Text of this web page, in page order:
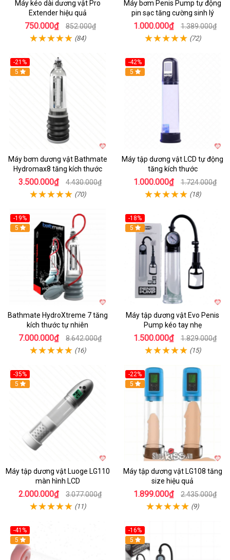
Máy kéo dài dương vật Pro
Extender hiệu quả
750.000₫ 852.000₫
(84)
Máy bơm Penis Pump tự động
pin sạc tăng cường sinh lý
1.000.000₫ 1.389.000₫
(72)
-21%
Hot
5
Máy bơm dương vật Bathmate
Hydromax8 tăng kích thước
3.500.000₫ 4.430.000₫
(70)
-42%
Hot
5
Máy tập dương vật LCD tự động
tăng kích thước
1.000.000₫ 1.724.000₫
(18)
-19%
Hot
5
Bathmate HydroXtreme 7 tăng
kích thước tự nhiên
7.000.000₫ 8.642.000₫
(16)
-18%
Hot
5
Máy tập dương vật Evo Penis
Pump kéo tay nhẹ
1.500.000₫ 1.829.000₫
(15)
-35%
Hot
5
Máy tập dương vật Luoge LG110
màn hình LCD
2.000.000₫ 3.077.000₫
(11)
-22%
Hot
5
Máy tập dương vật LG108 tăng
size hiệu quả
1.899.000₫ 2.435.000₫
(9)
-41%
Hot
5
-16%
Hot
5